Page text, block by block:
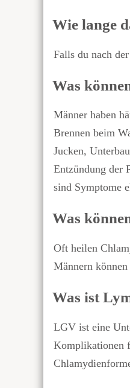
Wie lange
Falls du nach
Was
Männer haben
Brennen beim
Jucken,
Entzündung der
sind Symptome
Was
Oft heilen
Männern
Was ist
LGV ist eine
Komplikationen